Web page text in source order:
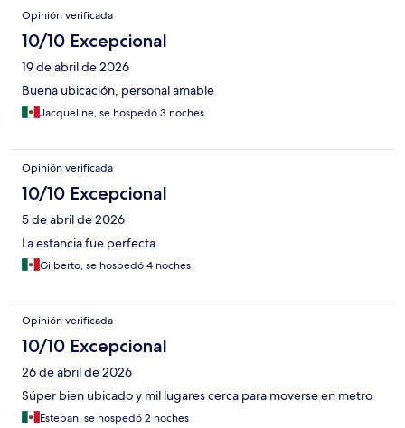
Opinión verificada
10/10 Excepcional
19 de abril de 2026
Buena ubicación, personal amable
Jacqueline, se hospedó 3 noches
Opinión verificada
10/10 Excepcional
5 de abril de 2026
La estancia fue perfecta.
Gilberto, se hospedó 4 noches
Opinión verificada
10/10 Excepcional
26 de abril de 2026
Súper bien ubicado y mil lugares cerca para moverse en metro
Esteban, se hospedó 2 noches